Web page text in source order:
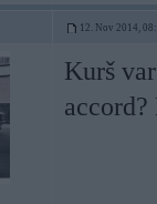
12. Nov 2014,
Kurš
accord?